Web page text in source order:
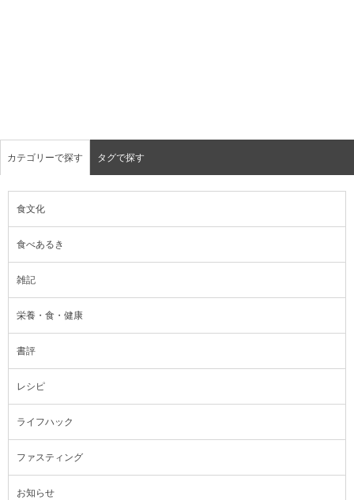
カテゴリーで探す タグで探す
食文化
食べあるき
雑記
栄養・食・健康
書評
レシピ
ライフハック
ファスティング
お知らせ